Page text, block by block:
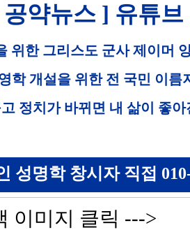
약뉴스 ] 유튜브
위한 그리스도 군사 제이머
학 개설을 위한 전 국민 이름
정치가 바뀌면 내 삶이 좋
명학 창시자 직접 010-
이미지 클릭 --->